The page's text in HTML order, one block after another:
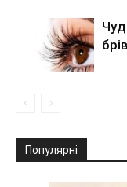
брів
Популярні